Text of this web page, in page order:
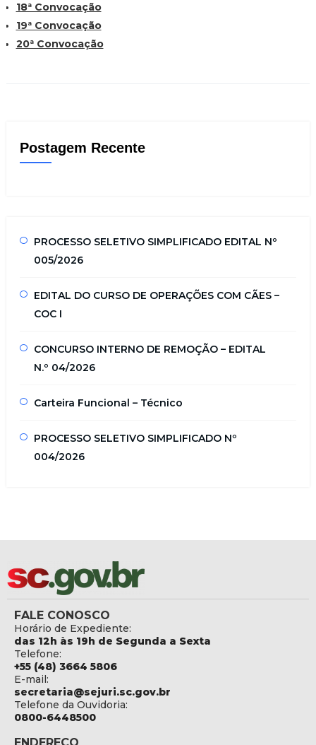
18ª Convocação
19ª Convocação
20ª Convocação
Postagem Recente
PROCESSO SELETIVO SIMPLIFICADO EDITAL Nº
005/2026
EDITAL DO CURSO DE OPERAÇÕES COM CÃES –
COC I
CONCURSO INTERNO DE REMOÇÃO – EDITAL
N.º 04/2026
Carteira Funcional – Técnico
PROCESSO SELETIVO SIMPLIFICADO Nº
004/2026
FALE CONOSCO
Horário de Expediente:
das 12h às 19h de Segunda a Sexta
Telefone:
+55 (48) 3664 5806
E-mail:
secretaria@sejuri.sc.gov.br
Telefone da Ouvidoria:
0800-6448500